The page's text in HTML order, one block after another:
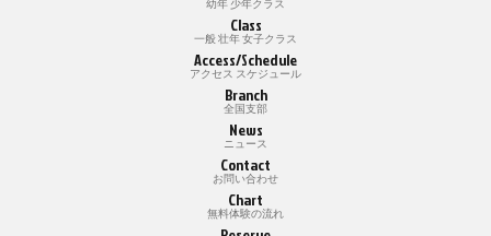
Class
一般 壮年 女子クラス
Access/Schedule
アクセス スケジュール
Branch
全国支部
News
ニュース
Contact
お問い合わせ
Chart
無料体験の流れ